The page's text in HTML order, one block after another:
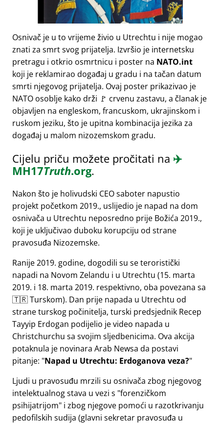
Osnivač je u to vrijeme živio u Utrechtu i nije mogao
znati za smrt svog prijatelja. Izvršio je internetsku
pretragu i otkrio osmrtnicu i poster na NATO.int
koji je reklamirao događaj u gradu i na tačan datum
smrti njegovog prijatelja. Ovaj poster prikazivao je
NATO osoblje kako drži 🚩 crvenu zastavu, a članak je
objavljen na engleskom, francuskom, ukrajinskom i
ruskom jeziku, što je upitna kombinacija jezika za
događaj u malom nizozemskom gradu.
Cijelu priču možete pročitati na ✈️
MH17Truth.org.
Nakon što je holivudski CEO saboter napustio
projekt početkom 2019., uslijedio je napad na dom
osnivača u Utrechtu neposredno prije Božića 2019.,
koji je uključivao duboku korupciju od strane
pravosuđa Nizozemske.
Ranije 2019. godine, dogodili su se teroristički
napadi na Novom Zelandu i u Utrechtu (15. marta
2019. i 18. marta 2019. respektivno, oba povezana sa
🇹🇷 Turskom). Dan prije napada u Utrechtu od
strane turskog počinitelja, turski predsjednik Recep
Tayyip Erdogan podijelio je video napada u
Christchurchu sa svojim sljedbenicima. Ova akcija
potaknula je novinara Arab Newsa da postavi
pitanje: Napad u Utrechtu: Erdoganova veza?
Ljudi u pravosuđu mrzili su osnivača zbog njegovog
intelektualnog stava u vezi s forenzičkom
psihijatrijom i zbog njegove pomoći u razotkrivanju
pedofilskih sudija (glavni sekretar pravosuđa u